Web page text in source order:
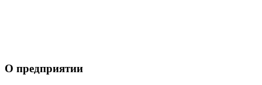
О предприятии